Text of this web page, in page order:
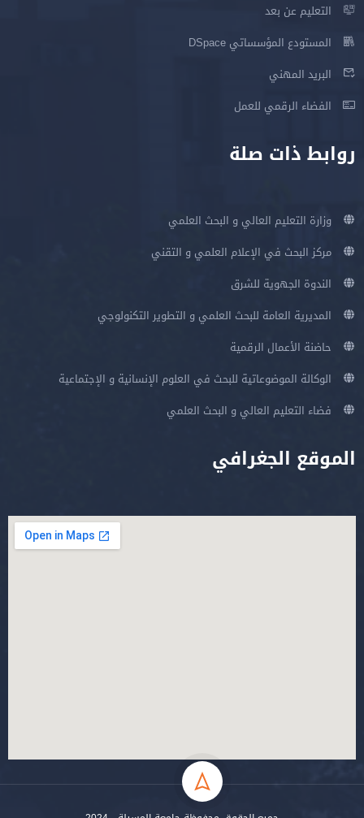
التعليم عن بعد
المستودع المؤسساتي DSpace
البريد المهني
الفضاء الرقمي للعمل
روابط ذات صلة
وزارة التعليم العالي و البحث العلمي
مركز البحث في الإعلام العلمي و التقني
الندوة الجهوية للشرق
المديرية العامة للبحث العلمي و التطوير التكنولوجي
حاضنة الأعمال الرقمية
الوكالة الموضوعاتية للبحث في العلوم الإنسانية و الإجتماعية
فضاء التعليم العالي و البحث العلمي
الموقع الجغرافي